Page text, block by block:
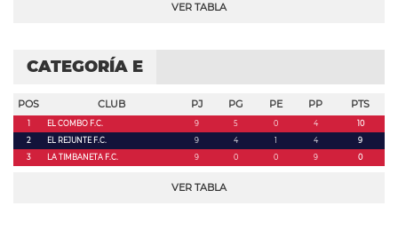
VER TABLA
CATEGORÍA E
POS CLUB PJ PG PE PP PTS
1 EL COMBO F.C. 9 5 0 4
10
2
EL REJUNTE F.C. 9 4 1 4
9
3
LA TIMBANETA F.C. 9 0 0 9 0
VER TABLA